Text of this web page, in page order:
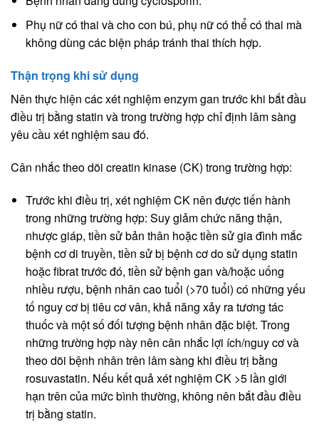
Phụ nữ có thai và cho con bú, phụ nữ có thể có thai mà
không dùng các biện pháp tránh thai thích hợp.
Thận trọng khi sử dụng
Nên thực hiện các xét nghiệm enzym gan trước khi bắt đầu
điều trị bằng statin và trong trường hợp chỉ định lâm sàng
yêu cầu xét nghiệm sau đó.
Cân nhắc theo dõi creatin kinase (CK) trong trường hợp:
Trước khi điều trị, xét nghiệm CK nên được tiến hành
trong những trường hợp: Suy giảm chức năng thận,
nhược giáp, tiền sử bản thân hoặc tiền sử gia đình mắc
bệnh cơ di truyền, tiền sử bị bệnh cơ do sử dụng statin
hoặc fibrat trước đó, tiền sử bệnh gan và/hoặc uống
nhiều rượu, bệnh nhân cao tuổi (>70 tuổi) có những yếu
tố nguy cơ bị tiêu cơ vân, khả năng xảy ra tương tác
thuốc và một số đối tượng bệnh nhân đặc biệt. Trong
những trường hợp này nên cân nhắc lợi ích/nguy cơ và
theo dõi bệnh nhân trên lâm sàng khi điều trị bằng
rosuvastatin. Nếu kết quả xét nghiệm CK >5 lần giới
hạn trên của mức bình thường, không nên bắt đầu điều
trị bằng statin.